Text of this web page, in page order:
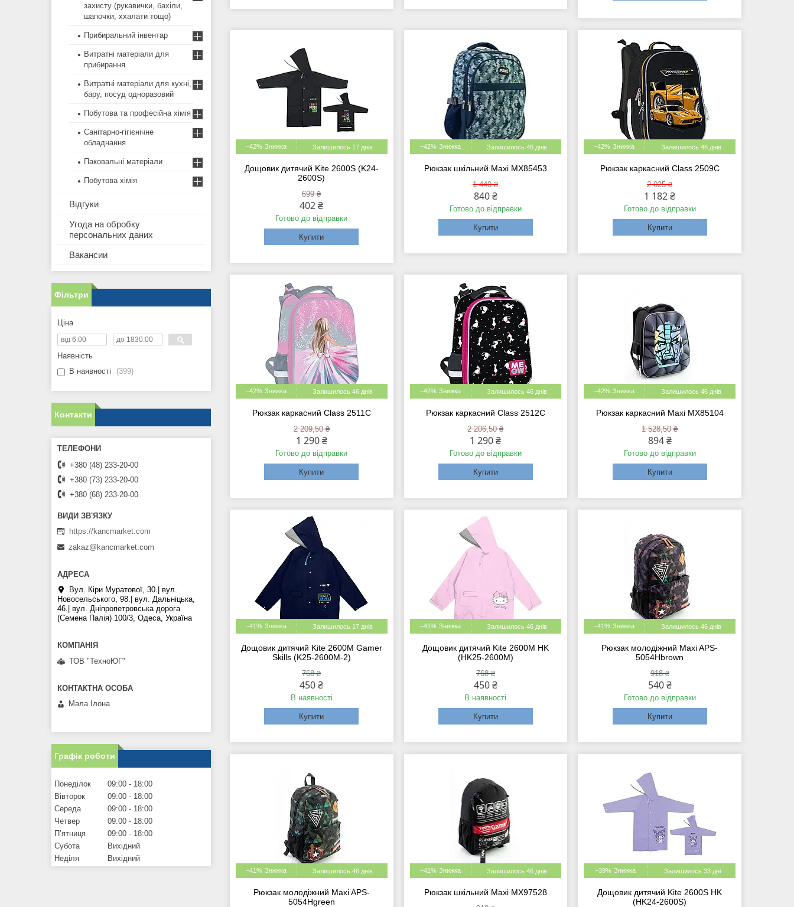
–42% Залишилось 17 днів
Дощовик дитячий Kite 2600S (K24-
2600S)
699 ₴
402 ₴
Готово до відправки
Купити
–42% Залишилось 46 днів
Рюкзак шкільний Maxi MX85453
1 440 ₴
840 ₴
Готово до відправки
Купити
–42% Залишилось 46 днів
Рюкзак каркасний Class 2509C
2 025 ₴
1 182 ₴
Готово до відправки
Купити
–42% Залишилось 46 днів
Рюкзак каркасний Class 2511C
2 209,50 ₴
1 290 ₴
Готово до відправки
Купити
–42% Залишилось 46 днів
Рюкзак каркасний Class 2512C
2 206,50 ₴
1 290 ₴
Готово до відправки
Купити
–42% Залишилось 46 днів
Рюкзак каркасний Maxi MX85104
1 528,50 ₴
894 ₴
Готово до відправки
Купити
–41% Залишилось 17 днів
Дощовик дитячий Kite 2600M Gamer
Skills (K25-2600M-2)
768 ₴
450 ₴
В наявності
Купити
–41% Залишилось 46 днів
Дощовик дитячий Kite 2600M HK
(HK25-2600M)
768 ₴
450 ₴
В наявності
Купити
–41% Залишилось 46 днів
Рюкзак молодіжний Maxi APS-
5054Hbrown
918 ₴
540 ₴
Готово до відправки
Купити
–41% Залишилось 46 днів
Рюкзак молодіжний Maxi APS-
5054Hgreen
–41% Залишилось 46 днів
Рюкзак шкільний Maxi MX97528
–39% Залишилось 33 дні
Дощовик дитячий Kite 2600S HK
(HK24-2600S)
захисту (рукавички, бахіли,
шапочки, ххалати тощо)
Прибиральний інвентар
Витратні матеріали для
прибирання
Витратні матеріали для кухні,
бару, посуд одноразовий
Побутова та професійна хімія
Санітарно-гігієнічне
обладнання
Паковальні матеріали
Побутова хімія
Відгуки
Угода на обробку
персональних даних
Вакансии
Фільтри
Ціна
Наявність
В наявності
399
Контакти
+380 (48) 233-20-00
+380 (73) 233-20-00
+380 (68) 233-20-00
https://kancmarket.com
zakaz@kancmarket.com
Вул. Кіри Муратової, 30.| вул.
Новосельського, 98.| вул. Дальніцька,
46.| вул. Дніпропетровська дорога
(Семена Палія) 100/3, Одеса, Україна
ТОВ "ТехноЮГ"
Мала Iлона
Графік роботи
Понеділок 09:00
18:00
Вівторок
09:00
18:00
Середа
09:00
18:00
Четвер
09:00
18:00
Пʼятниця
09:00
18:00
Субота
Вихідний
Неділя
Вихідний